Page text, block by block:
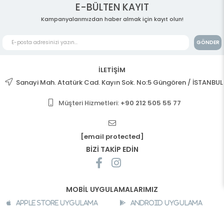
E-BÜLTEN KAYIT
Kampanyalarımızdan haber almak için kayıt olun!
GÖNDER
İLETİŞİM
Sanayi Mah. Atatürk Cad. Kayın Sok. No:5 Güngören / İSTANBUL
Müşteri Hizmetleri: +90 212 505 55 77
[email protected]
BİZİ TAKİP EDİN
MOBİL UYGULAMALARIMIZ
Apple Store Uygulama Android Uygulama